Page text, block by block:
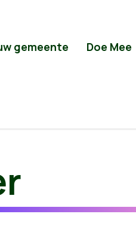
gemeente Doe Mee